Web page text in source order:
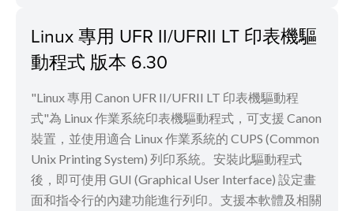
Linux 專用 UFR II/UFRII LT 印表機驅
動程式 版本 6.30
"Linux 專用 Canon UFR II/UFRII LT 印表機驅動程
式"為 Linux 作業系統印表機驅動程式，可支援 Canon
裝置，並使用適合 Linux 作業系統的 CUPS (Common
Unix Printing System) 列印系統。安裝此驅動程式
後，即可使用 GUI (Graphical User Interface) 設定畫
面和指令行的內建功能進行列印。支援本軟體及相關